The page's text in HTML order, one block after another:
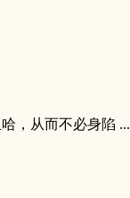
，从而不必身陷 ...